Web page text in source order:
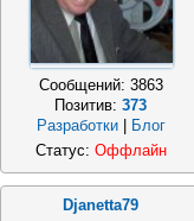
Сообщений: 3863
Позитив:373
Разработки
Блог
Статус: Оффлайн
Djanetta79